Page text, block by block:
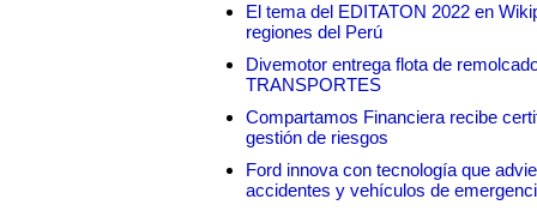
El tema del EDITATON 2022 en
regiones del Perú
Divemotor entrega flota de
TRANSPORTES
Compartamos Financiera recibe
gestión de riesgos
Ford innova con tecnología que
accidentes y vehículos de